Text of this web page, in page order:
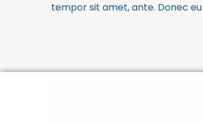
tempor sit amet, ante. Donec